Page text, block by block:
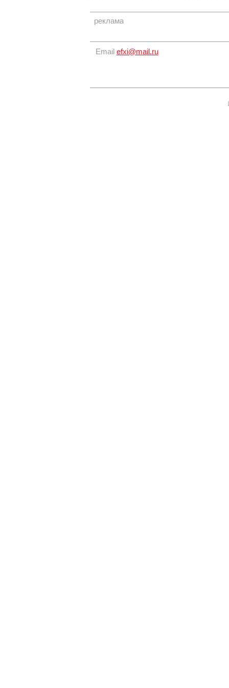
реклама
Email efxi@mail.ru